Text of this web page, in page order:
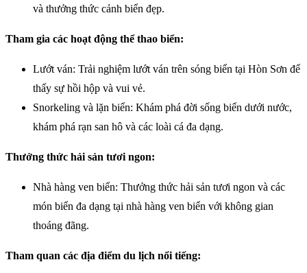
và thưởng thức cảnh biển đẹp.
Tham gia các hoạt động thể thao biển:
Lướt ván: Trải nghiệm lướt ván trên sóng biển tại Hòn Sơn để
thấy sự hồi hộp và vui vẻ.
Snorkeling và lặn biển: Khám phá đời sống biển dưới nước,
khám phá rạn san hô và các loài cá đa dạng.
Thưởng thức hải sản tươi ngon:
Nhà hàng ven biển: Thưởng thức hải sản tươi ngon và các
món biển đa dạng tại nhà hàng ven biển với không gian
thoáng đãng.
Tham quan các địa điểm du lịch nổi tiếng: